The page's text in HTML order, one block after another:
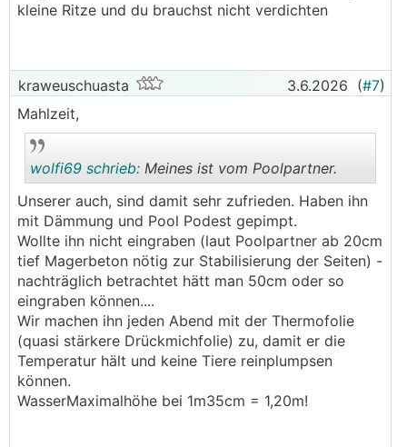
kleine Ritze und du brauchst nicht verdichten
kraweuschuasta 3.6.2026 (#7)
Mahlzeit,
..
wolfi69 schrieb: Meines ist vom Poolpartner.
Unserer auch, sind damit sehr zufrieden. Haben ihn
mit Dämmung und Pool Podest gepimpt.
Wollte ihn nicht eingraben (laut Poolpartner ab 20cm
tief Magerbeton nötig zur Stabilisierung der Seiten) -
nachträglich betrachtet hätt man 50cm oder so
eingraben können....
Wir machen ihn jeden Abend mit der Thermofolie
(quasi stärkere Drückmichfolie) zu, damit er die
Temperatur hält und keine Tiere reinplumpsen
können.
WasserMaximalhöhe bei 1m35cm = 1,20m!